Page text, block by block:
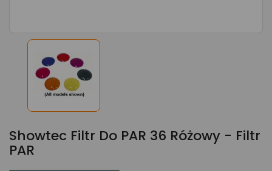
Showtec Filtr Do PAR 36 Różowy - Filtr
PAR